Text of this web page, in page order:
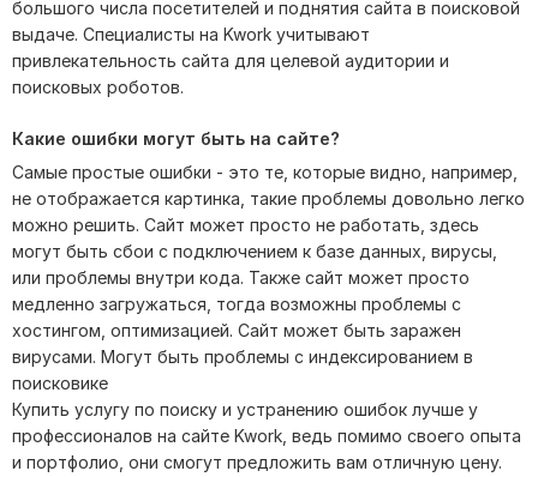
большого числа посетителей и поднятия сайта в поисковой
выдаче. Специалисты на Kwork учитывают
привлекательность сайта для целевой аудитории и
поисковых роботов.
Какие ошибки могут быть на сайте?
Самые простые ошибки - это те, которые видно, например,
не отображается картинка, такие проблемы довольно легко
можно решить. Сайт может просто не работать, здесь
могут быть сбои с подключением к базе данных, вирусы,
или проблемы внутри кода. Также сайт может просто
медленно загружаться, тогда возможны проблемы с
хостингом, оптимизацией. Сайт может быть заражен
вирусами. Могут быть проблемы с индексированием в
поисковике
Купить услугу по поиску и устранению ошибок лучше у
профессионалов на сайте Kwork, ведь помимо своего опыта
и портфолио, они смогут предложить вам отличную цену.